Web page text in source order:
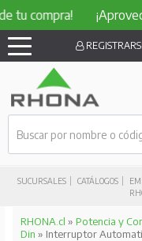
¡Aprovecha un
SUCURSALES CATÁLOGOS
RHONA.cl » Potencia y
Din » Interruptor